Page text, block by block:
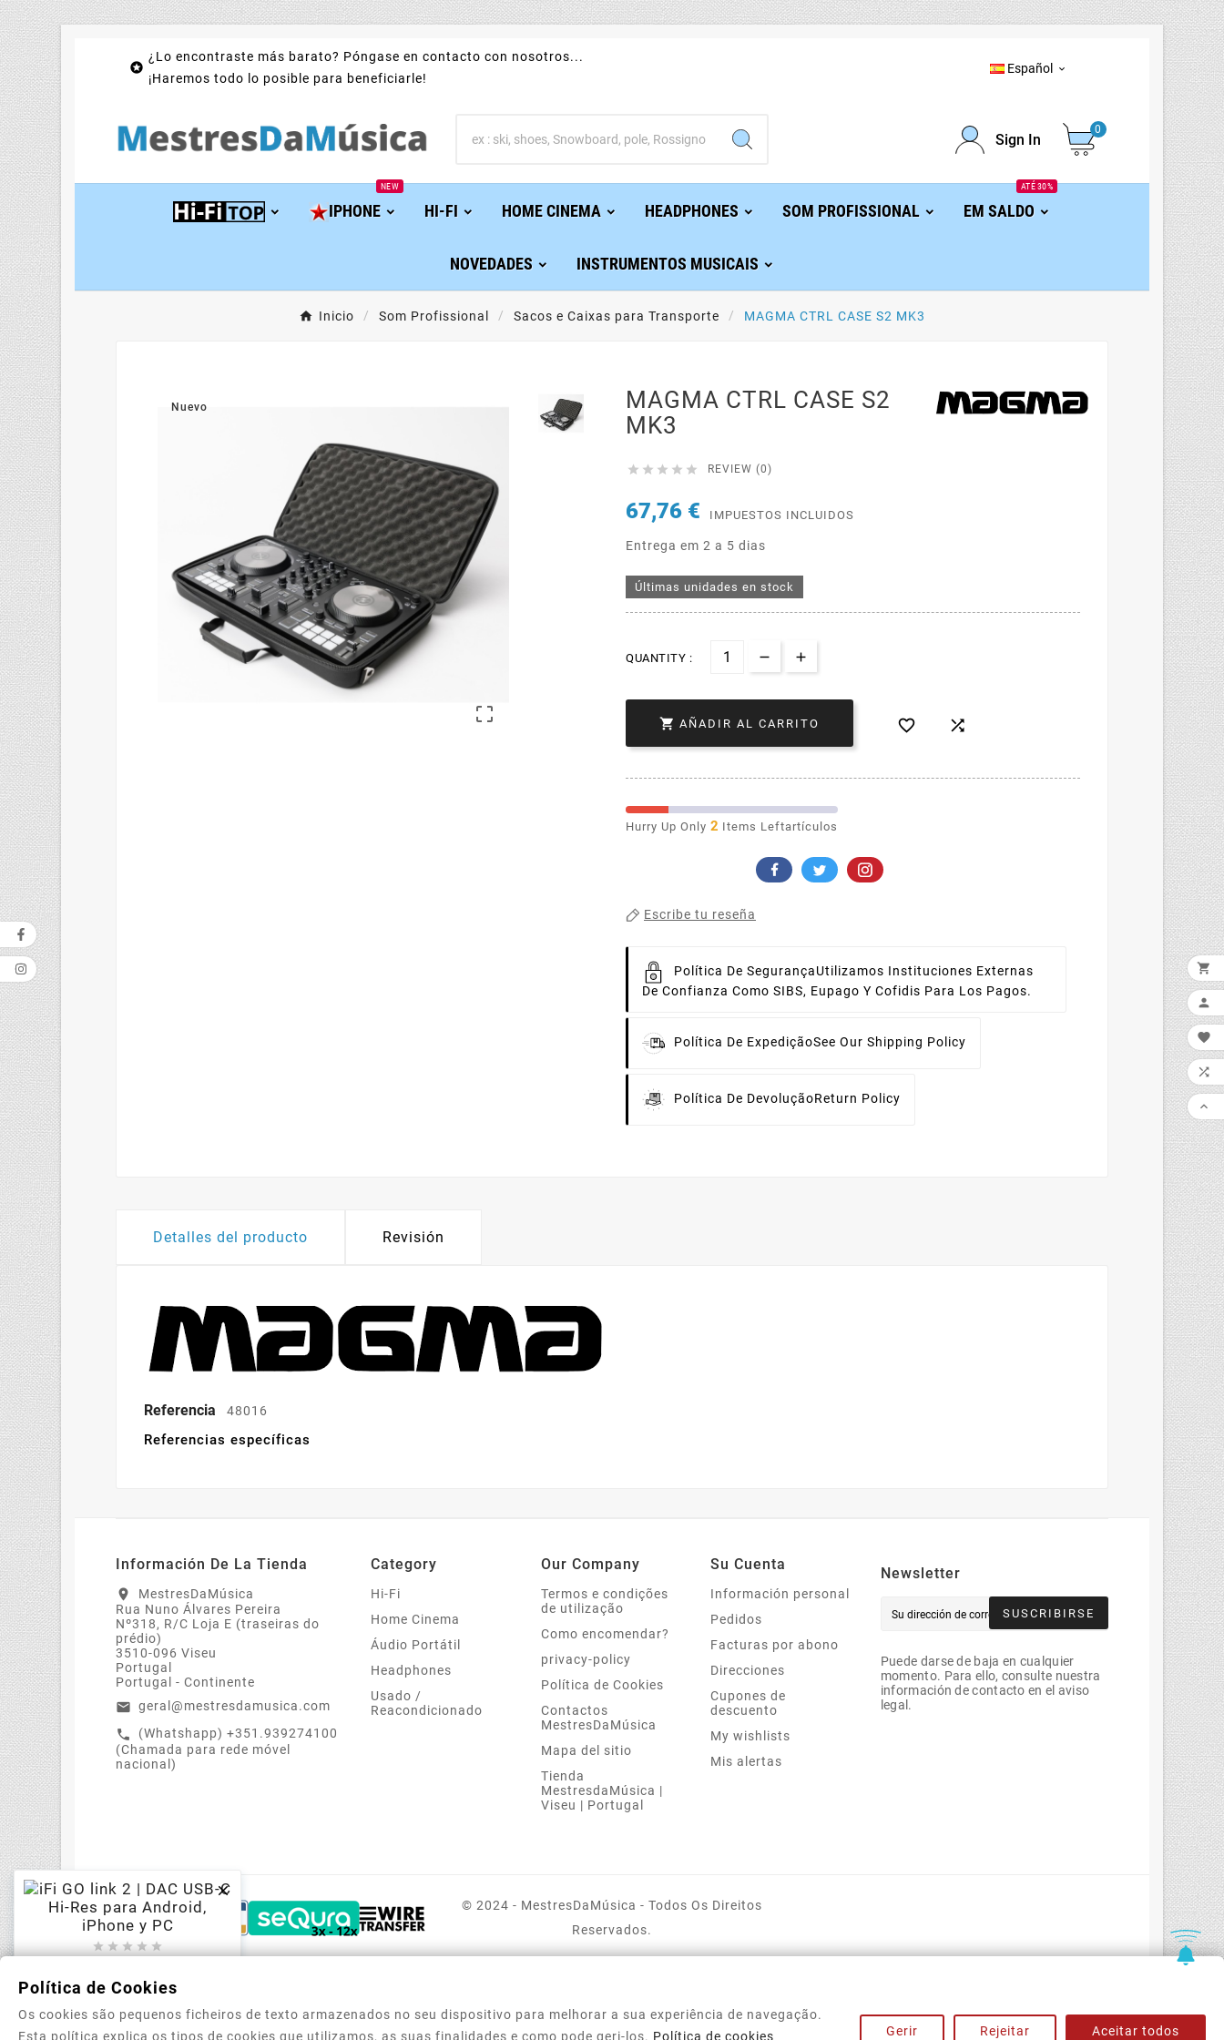

    
USB-C Hi-Res Portátil Y
Auriculares

¿Lo encontraste más barato? Póngase en contacto con nosotros...
¡Haremos todo lo posible para beneficiarle!
Español 
Sign In
0
IPHONE
NEW
HI-FI HOME CINEMA HEADPHONES SOM PROFISSIONAL EM SALDO
ATÉ 30%
NOVEDADES INSTRUMENTOS MUSICAIS
Inicio Som Profissional Sacos e Caixas para Transporte MAGMA CTRL CASE S2 MK3
Nuevo

MAGMA CTRL CASE S2
MK3
     REVIEW (0)
67,76 € IMPUESTOS INCLUIDOS
Entrega em 2 a 5 dias
Últimas unidades en stock
QUANTITY :
 AÑADIR AL CARRITO  
Hurry Up Only 2 Items Leftartículos
Escribe tu reseña
Política De SegurançaUtilizamos Instituciones Externas
De Confianza Como SIBS, Eupago Y Cofidis Para Los Pagos.
Política De ExpediçãoSee Our Shipping Policy
Política De DevoluçãoReturn Policy
Detalles del producto Revisión
Referencia 48016
Referencias específicas
Información De La Tienda
location_on
MestresDaMúsica
Rua Nuno Álvares Pereira
Nº318, R/C Loja E (traseiras do
prédio)
3510-096 Viseu
Portugal
Portugal - Continente
email geral@mestresdamusica.com
call
(Whatshapp) +351.939274100
(Chamada para rede móvel
nacional)
Category
Hi-Fi
Home Cinema
Áudio Portátil
Headphones
Usado /
Reacondicionado
Our Company
Termos e condições
de utilização
Como encomendar?
privacy-policy
Política de Cookies
Contactos
MestresDaMúsica
Mapa del sitio
Tienda
MestresdaMúsica |
Viseu | Portugal
Su Cuenta
Información personal
Pedidos
Facturas por abono
Direcciones
Cupones de
descuento
My wishlists
Mis alertas
Newsletter
SUSCRIBIRSE
Puede darse de baja en cualquier
momento. Para ello, consulte nuestra
información de contacto en el aviso
legal.





© 2024 - MestresDaMúsica - Todos Os Direitos
Reservados.
Política de Cookies
Os cookies são pequenos ficheiros de texto armazenados no seu dispositivo para melhorar a sua experiência de navegação.
Esta política explica os tipos de cookies que utilizamos, as suas finalidades e como pode geri-los. Política de cookies Gerir Rejeitar Aceitar todos